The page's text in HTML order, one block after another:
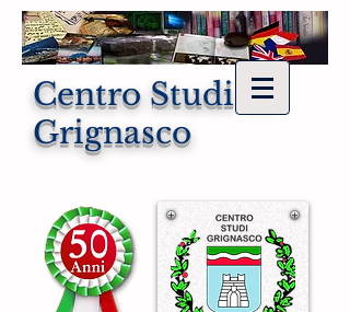
Centro Studi di
Grignasco